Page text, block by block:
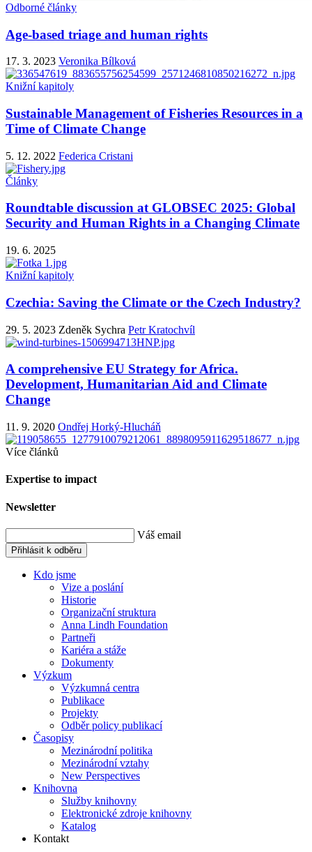
Odborné články
Age-based triage and human rights
17. 3. 2023 Veronika Bílková
Knižní kapitoly
Sustainable Management of Fisheries Resources in a
Time of Climate Change
5. 12. 2022 Federica Cristani
Články
Roundtable discussion at GLOBSEC 2025: Global
Security and Human Rights in a Changing Climate
19. 6. 2025
Knižní kapitoly
Czechia: Saving the Climate or the Czech Industry?
29. 5. 2023 Zdeněk Sychra Petr Kratochvíl
A comprehensive EU Strategy for Africa.
Development, Humanitarian Aid and Climate
Change
11. 9. 2020 Ondřej Horký-Hlucháň
Více článků
Expertise to impact
Newsletter
Váš email
Přihlásit k odběru
Kdo jsme
Vize a poslání
Historie
Organizační struktura
Anna Lindh Foundation
Partneři
Kariéra a stáže
Dokumenty
Výzkum
Výzkumná centra
Publikace
Projekty
Odběr policy publikací
Časopisy
Mezinárodní politika
Mezinárodní vztahy
New Perspectives
Knihovna
Služby knihovny
Elektronické zdroje knihovny
Katalog
Kontakt